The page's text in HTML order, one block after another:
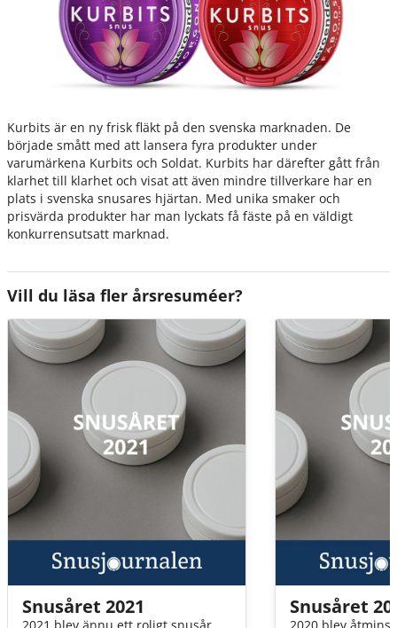
Kurbits är en ny frisk fläkt på den svenska marknaden. De
började smått med att lansera fyra produkter under
varumärkena Kurbits och Soldat. Kurbits har därefter gått från
klarhet till klarhet och visat att även mindre tillverkare har en
plats i svenska snusares hjärtan. Med unika smaker och
prisvärda produkter har man lyckats få fäste på en väldigt
konkurrensutsatt marknad.
Vill du läsa fler årsresuméer?
Snusåret 2021
2021 blev ännu ett roligt snusår
Snusåret
2020 blev